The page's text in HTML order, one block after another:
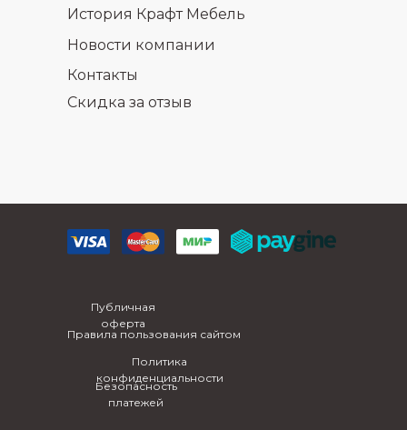
История Крафт Мебель
Новости компании
Контакты
Скидка за отзыв
Публичная
оферта
Правила пользования сайтом
Политика
конфиденциальности
Безопасность
платежей